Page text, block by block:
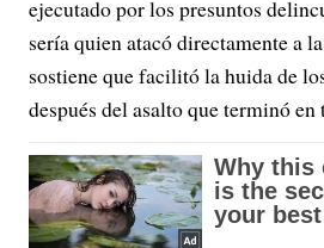
ejecutado por los presuntos
sería quien atacó directamente a
sostiene que facilitó la huida de
después del asalto que terminó en